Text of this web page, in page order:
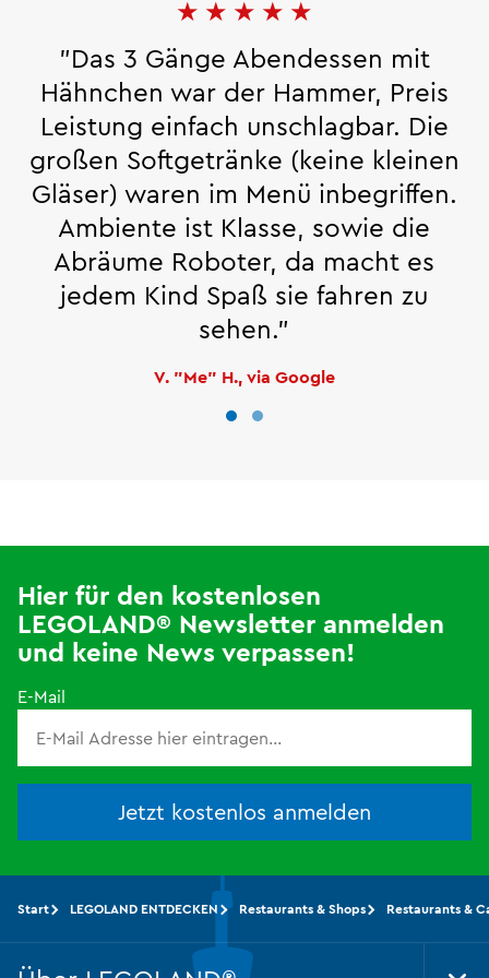
★ ★ ★ ★ ★
"Das 3 Gänge Abendessen mit
Hähnchen war der Hammer, Preis
Leistung einfach unschlagbar. Die
großen Softgetränke (keine kleinen
Gläser) waren im Menü inbegriffen.
Ambiente ist Klasse, sowie die
Abräume Roboter, da macht es
jedem Kind Spaß sie fahren zu
sehen."
V. "Me" H., via Google
Hier für den kostenlosen
LEGOLAND® Newsletter anmelden
und keine News verpassen!
E-Mail
Jetzt kostenlos anmelden
Start LEGOLAND ENTDECKEN Restaurants & Shops Restaurants &